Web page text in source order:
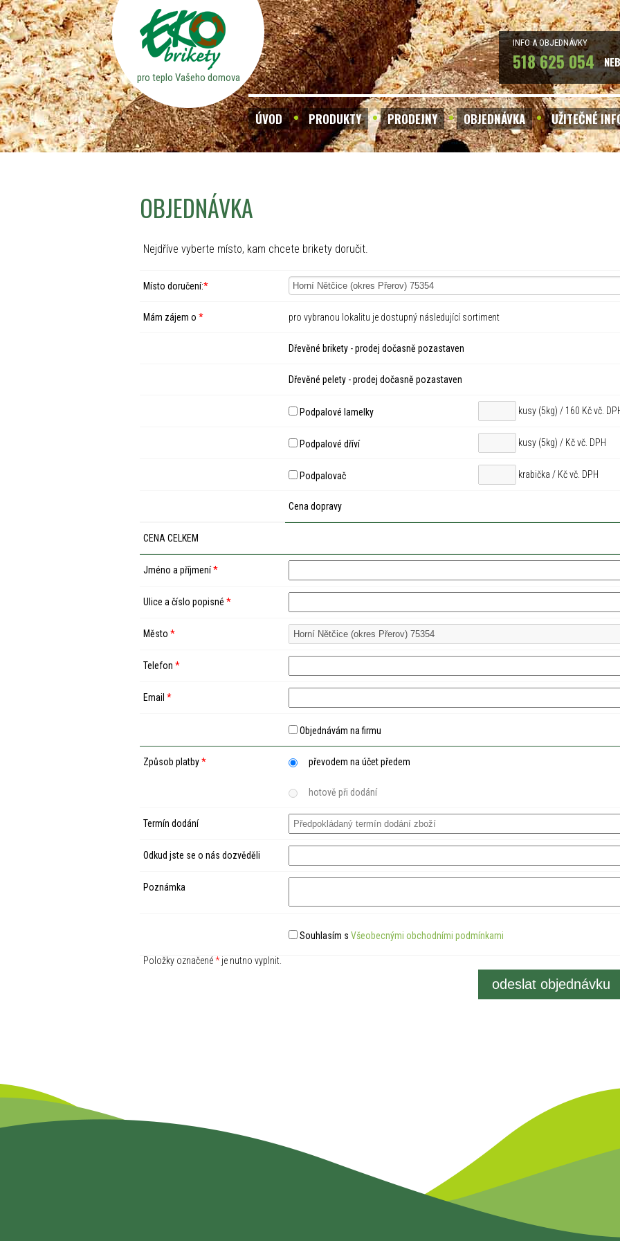
pro teplo Vašeho domova
INFO A OBJEDNÁVKY
518 625 054
ÚVOD PRODUKTY PRODEJNY OBJEDNÁVKA UŽITEČNÉ
OBJEDNÁVKA
Nejdříve vyberte místo, kam chcete brikety doručit.
Místo doručení:*
Mám zájem o * pro vybranou lokalitu je dostupný následující sortiment
Dřevěné brikety - prodej dočasně pozastaven
Dřevěné pelety - prodej dočasně pozastaven
Podpalové lamelky kusy (5kg) / 160 Kč vč.
Podpalové dříví kusy (5kg) / Kč vč. DPH
Podpalovač krabička / Kč vč. DPH
Cena dopravy
CENA CELKEM
Jméno a příjmení*
Ulice a číslo popisné *
Město *
Telefon *
Email *
Objednávám na firmu
Způsob platby* převodem na účet předem
hotově při dodání
Termín dodání
Odkud jste se o nás dozvěděli
Poznámka
Souhlasím s Všeobecnými obchodními podmínkami
Položky označené*je nutno vyplnit.
odeslat objednávku